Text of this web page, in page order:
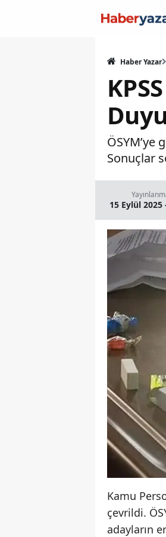
Haber Yazar
ÖSYM’ye
Sonuçlar
15 Eylül 2025
Kamu
çevrildi.
adayların